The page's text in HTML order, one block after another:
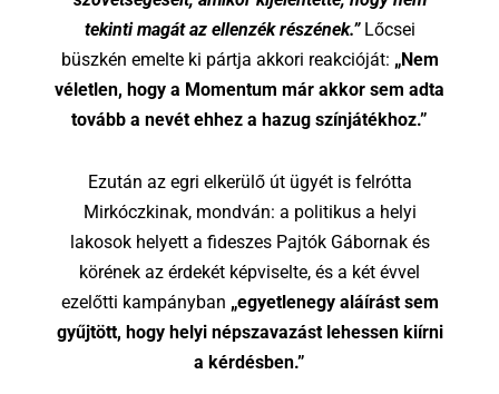
tekinti magát az ellenzék részének.”Lőcsei
büszkén emelte ki pártja akkori reakcióját: „Nem
véletlen, hogy a Momentum már akkor sem adta
tovább a nevét ehhez a hazug színjátékhoz.”
Ezután az egri elkerülő út ügyét is felrótta
Mirkóczkinak, mondván: a politikus a helyi
lakosok helyett a fideszes Pajtók Gábornak és
körének az érdekét képviselte, és a két évvel
ezelőtti kampányban „egyetlenegy aláírást sem
gyűjtött, hogy helyi népszavazást lehessen kiírni
a kérdésben.”